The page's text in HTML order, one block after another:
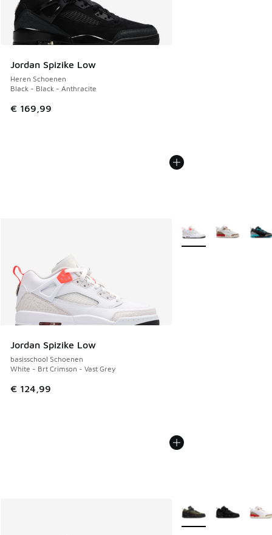
Jordan Spizike Low
Heren Schoenen
Black - Black - Anthracite
€ 169,99
Jordan Spizike Low
basisschool Schoenen
White - Brt Crimson - Vast Grey
€ 124,99
Meer kleuren
Meer kleuren